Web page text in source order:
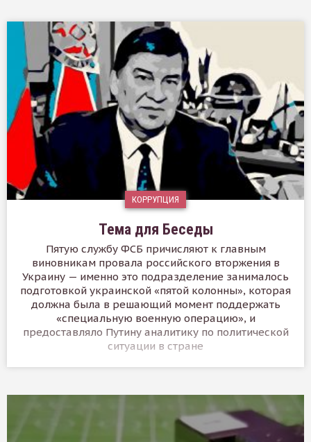
КОРРУПЦИЯ
Тема для Беседы
Пятую службу ФСБ причисляют к главным
виновникам провала российского вторжения в
Украину — именно это подразделение занималось
подготовкой украинской «пятой колонны», которая
должна была в решающий момент поддержать
«специальную военную операцию», и
предоставляло Путину аналитику по политической
ситуации в стране